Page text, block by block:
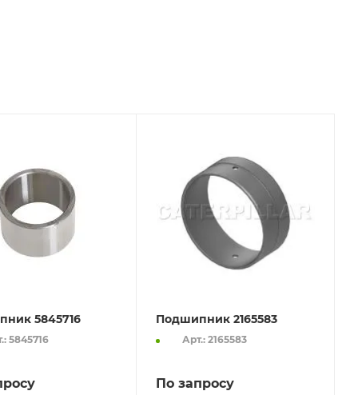
5845716
5845716
Подшипник 2165583
Арт.: 2165583
По запросу